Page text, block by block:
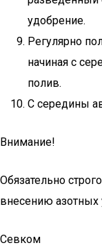
удобрение.
Регулярно
начиная с
полив.
С середины
Внимание!
Обязательно
внесению азотных
Севком